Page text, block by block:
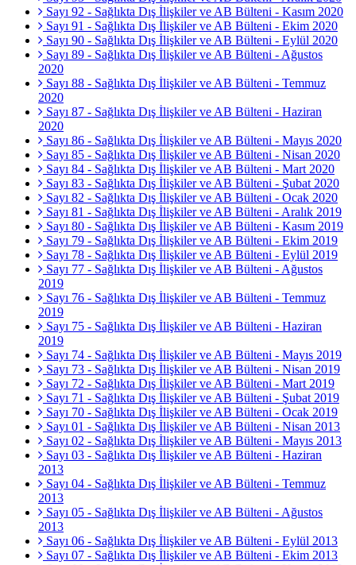
Sayı 92 - Sağlıkta Dış İlişkiler ve AB Bülteni - Kasım 2020
Sayı 91 - Sağlıkta Dış İlişkiler ve AB Bülteni - Ekim 2020
Sayı 90 - Sağlıkta Dış İlişkiler ve AB Bülteni - Eylül 2020
Sayı 89 - Sağlıkta Dış İlişkiler ve AB Bülteni - Ağustos
2020
Sayı 88 - Sağlıkta Dış İlişkiler ve AB Bülteni - Temmuz
2020
Sayı 87 - Sağlıkta Dış İlişkiler ve AB Bülteni - Haziran
2020
Sayı 86 - Sağlıkta Dış İlişkiler ve AB Bülteni - Mayıs 2020
Sayı 85 - Sağlıkta Dış İlişkiler ve AB Bülteni - Nisan 2020
Sayı 84 - Sağlıkta Dış İlişkiler ve AB Bülteni - Mart 2020
Sayı 83 - Sağlıkta Dış İlişkiler ve AB Bülteni - Şubat 2020
Sayı 82 - Sağlıkta Dış İlişkiler ve AB Bülteni - Ocak 2020
Sayı 81 - Sağlıkta Dış İlişkiler ve AB Bülteni - Aralık 2019
Sayı 80 - Sağlıkta Dış İlişkiler ve AB Bülteni - Kasım 2019
Sayı 79 - Sağlıkta Dış İlişkiler ve AB Bülteni - Ekim 2019
Sayı 78 - Sağlıkta Dış İlişkiler ve AB Bülteni - Eylül 2019
Sayı 77 - Sağlıkta Dış İlişkiler ve AB Bülteni - Ağustos
2019
Sayı 76 - Sağlıkta Dış İlişkiler ve AB Bülteni - Temmuz
2019
Sayı 75 - Sağlıkta Dış İlişkiler ve AB Bülteni - Haziran
2019
Sayı 74 - Sağlıkta Dış İlişkiler ve AB Bülteni - Mayıs 2019
Sayı 73 - Sağlıkta Dış İlişkiler ve AB Bülteni - Nisan 2019
Sayı 72 - Sağlıkta Dış İlişkiler ve AB Bülteni - Mart 2019
Sayı 71 - Sağlıkta Dış İlişkiler ve AB Bülteni - Şubat 2019
Sayı 70 - Sağlıkta Dış İlişkiler ve AB Bülteni - Ocak 2019
Sayı 01 - Sağlıkta Dış İlişkiler ve AB Bülteni - Nisan 2013
Sayı 02 - Sağlıkta Dış İlişkiler ve AB Bülteni - Mayıs 2013
Sayı 03 - Sağlıkta Dış İlişkiler ve AB Bülteni - Haziran
2013
Sayı 04 - Sağlıkta Dış İlişkiler ve AB Bülteni - Temmuz
2013
Sayı 05 - Sağlıkta Dış İlişkiler ve AB Bülteni - Ağustos
2013
Sayı 06 - Sağlıkta Dış İlişkiler ve AB Bülteni - Eylül 2013
Sayı 07 - Sağlıkta Dış İlişkiler ve AB Bülteni - Ekim 2013